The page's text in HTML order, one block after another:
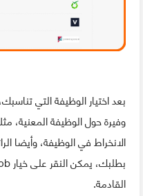
بعد اختيار الوظيفة التي
وفيرة حول الوظيفة المعنية،
الانخراط في الوظيفة، وأيضا
القادمة.